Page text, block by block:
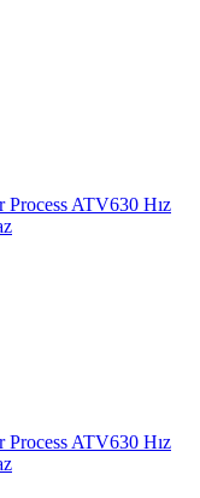
ATV630 Hız
ATV630 Hız